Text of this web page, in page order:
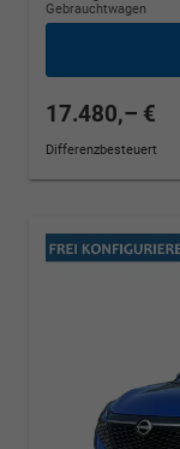
Gebrauchtwagen
17.480,– €
Differenzbesteuert